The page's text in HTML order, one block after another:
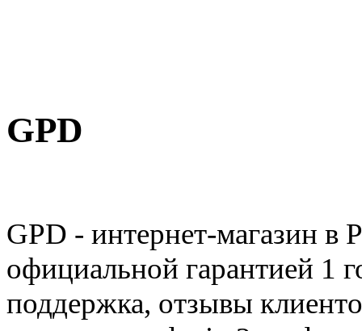
GPD
GPD - интернет-магазин в
официальной гарантией 1
поддержка, отзывы